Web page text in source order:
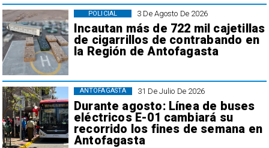
3 De Agosto De 2026
Incautan más de 722 mil cajetillas
de cigarrillos de contrabando en
la Región de Antofagasta
POLICIAL
31 De Julio De 2026
Durante agosto: Línea de buses
eléctricos E-01 cambiará su
recorrido los fines de semana en
Antofagasta
ANTOFAGASTA